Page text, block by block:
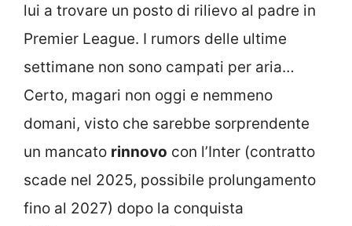
lui a trovare un posto di rilievo al padre in
Premier League. I rumors delle ultime
settimane non sono campati per aria…
Certo, magari non oggi e nemmeno
domani, visto che sarebbe sorprendente
un mancato rinnovo con l’Inter (contratto
scade nel 2025, possibile prolungamento
fino al 2027) dopo la conquista